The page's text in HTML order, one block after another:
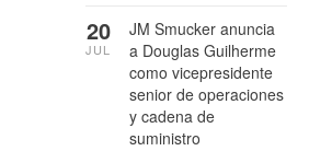
JM Smucker anuncia
a Douglas Guilherme
como vicepresidente
senior de operaciones
y cadena de
suministro
20
JUL